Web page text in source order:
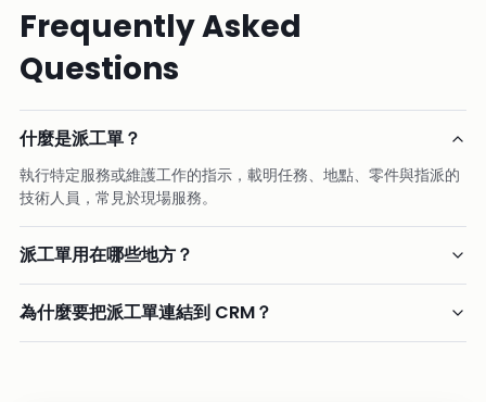
Frequently Asked
Questions
什麼是派工單？
執行特定服務或維護工作的指示，載明任務、地點、零件與指派的
技術人員，常見於現場服務。
派工單用在哪些地方？
為什麼要把派工單連結到 CRM？